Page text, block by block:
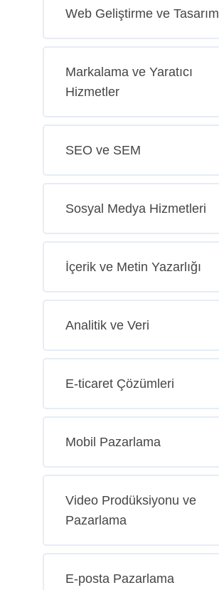
Web Geliştirme ve Tasarım
Markalama ve Yaratıcı
Hizmetler
SEO ve SEM
Sosyal Medya Hizmetleri
İçerik ve Metin Yazarlığı
Analitik ve Veri
E-ticaret Çözümleri
Mobil Pazarlama
Video Prodüksiyonu ve
Pazarlama
E-posta Pazarlama